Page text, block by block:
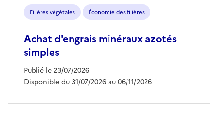
Filières végétales Économie des filières
Achat d'engrais minéraux azotés
simples
Publié le 23/07/2026
Disponible du 31/07/2026 au 06/11/2026